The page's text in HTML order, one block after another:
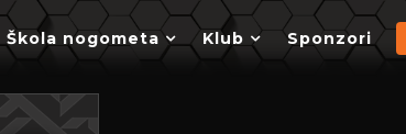
Škola nogometa Klub Sponzori